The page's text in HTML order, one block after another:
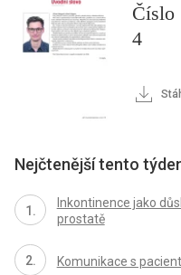
Číslo
4
Nejčtenější tento
Inkontinence jako
prostatě
Komunikace s